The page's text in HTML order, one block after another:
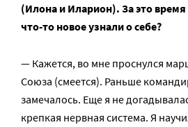
(Илона и Иларион). За это
что-то новое узнали о себе?
— Кажется, во мне проснулся
Союза (смеется). Раньше
замечалось. Еще я не
крепкая нервная система. Я